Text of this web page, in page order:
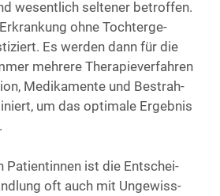
wesent­lich sel­te­ner betrof­fen.
ohne Toch­ter­ge­
Es wer­den dann für die
meh­re­re The­ra­pie­ver­fah­ren
Medi­ka­men­te und Bestrah­
um das opti­ma­le Ergeb­nis
Pati­en­tin­nen ist die Ent­schei­
oft auch mit Unge­wiss­